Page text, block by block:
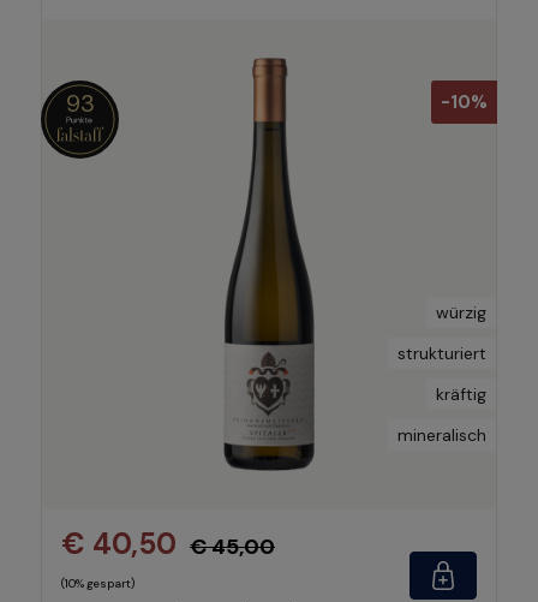
-10%
93
würzig
strukturiert
kräftig
mineralisch
€ 40,50 € 45,00
(10% gespart)